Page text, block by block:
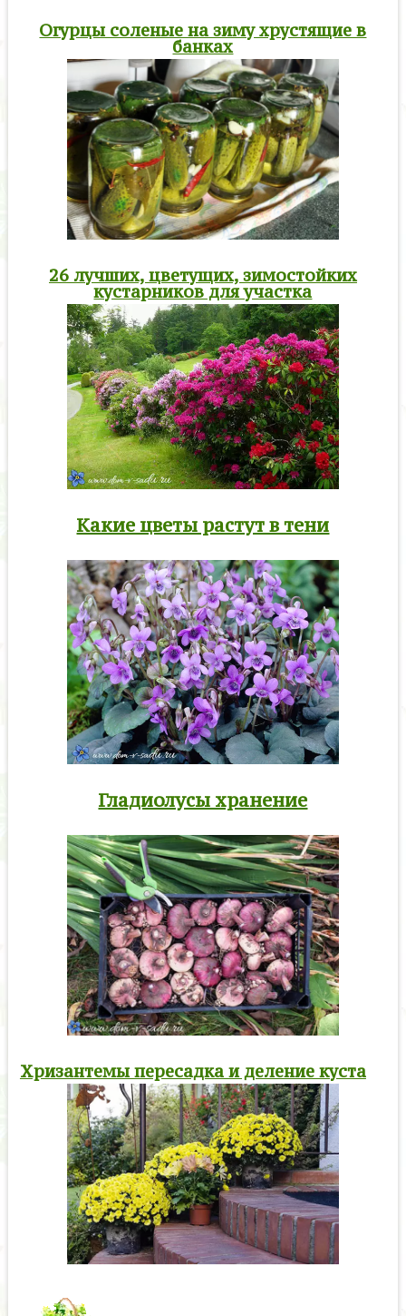
Огурцы соленые на зиму хрустящие в
банках
26 лучших, цветущих, зимостойких
кустарников для участка
Какие цветы растут в тени
Гладиолусы хранение
Хризантемы пересадка и деление куста